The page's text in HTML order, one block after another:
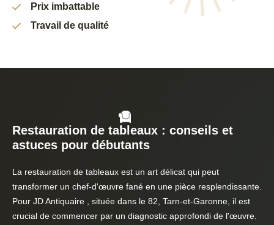
Prix imbattable
Travail de qualité
Restauration de tableaux : conseils et
astuces pour débutants
La restauration de tableaux est un art délicat qui peut
transformer un chef-d'œuvre fané en une pièce resplendissante.
Pour JD Antiquaire , située dans le 82, Tarn-et-Garonne, il est
crucial de commencer par un diagnostic approfondi de l'œuvre.